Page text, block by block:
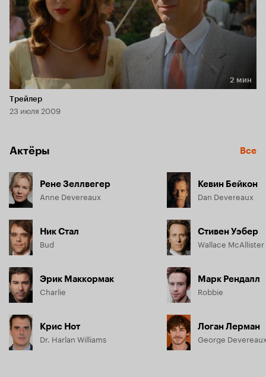
Длительность 2 мин
2 мин
Трейлер
23 июля 2009
Актёры Все
Рене Зеллвегер
Anne Devereaux
Ник Стал
Bud
Эрик Маккормак
Charlie
Крис Нот
Dr. Harlan Williams
Кевин Бейкон
Dan Devereaux
Стивен Уэбер
Wallace McAllister
Марк Рендалл
Robbie
Логан Лерман
George